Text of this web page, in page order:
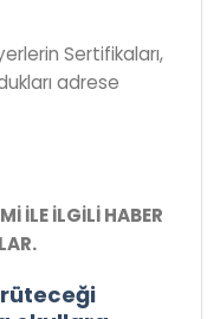
Sertifikaları,
adrese
İLE İLGİLİ HABER